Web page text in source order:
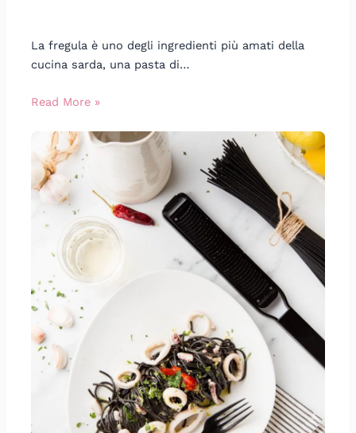
La fregula è uno degli ingredienti più amati della
cucina sarda, una pasta di…
Read More »